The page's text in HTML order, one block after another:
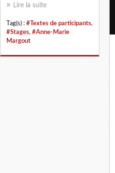
Lire la suite
Tag(s) : #Textes de participants,
#Stages, #Anne-Marie
Margout